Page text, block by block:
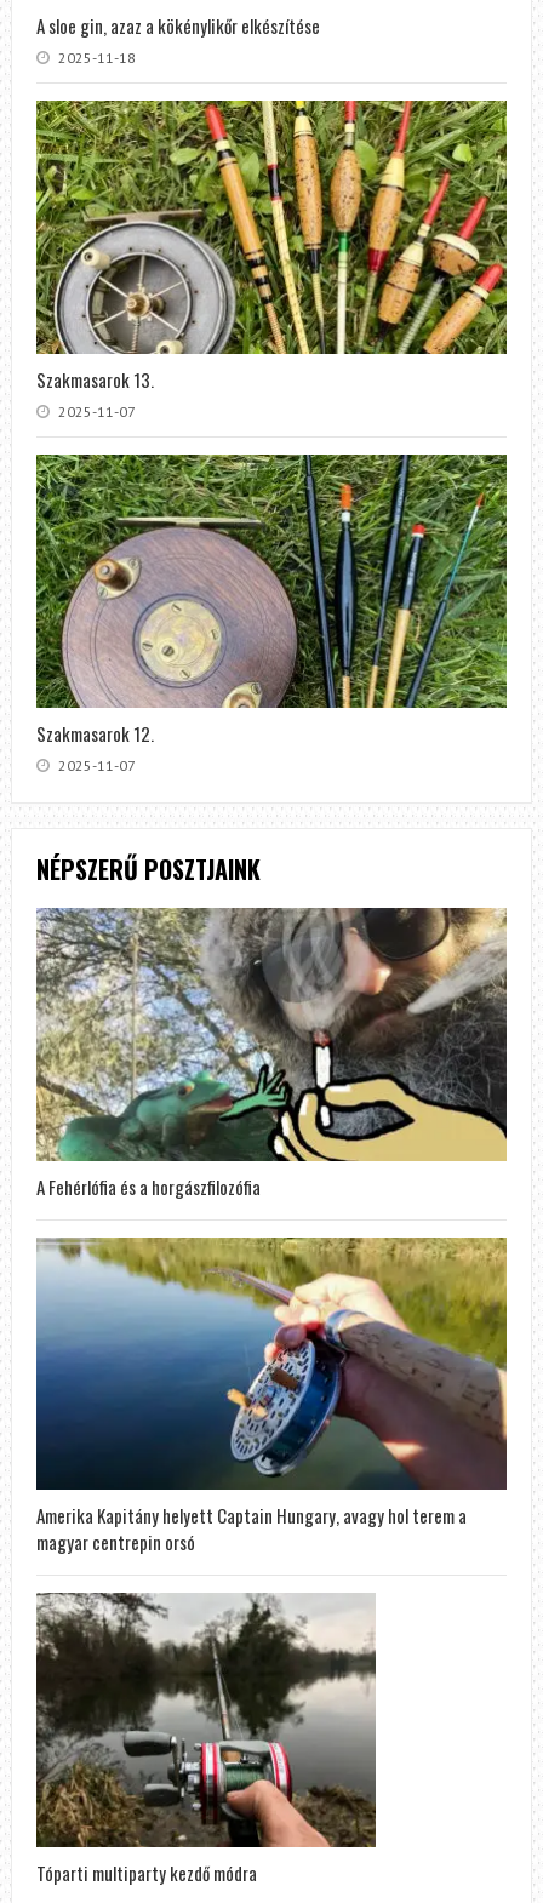
A sloe gin, azaz a kökénylikőr elkészítése
2025-11-18
Szakmasarok 13.
2025-11-07
Szakmasarok 12.
2025-11-07
NÉPSZERŰ POSZTJAINK
A Fehérlófia és a horgászfilozófia
Amerika Kapitány helyett Captain Hungary, avagy hol terem a
magyar centrepin orsó
Tóparti multiparty kezdő módra